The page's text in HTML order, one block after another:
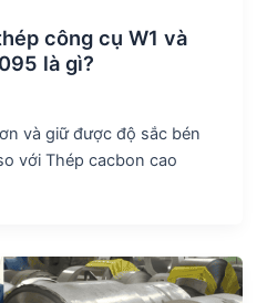
công cụ W1 và
là gì?
và giữ được độ sắc bén
với Thép cacbon cao